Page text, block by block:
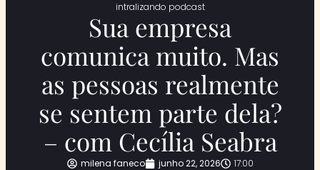
intralizando podcast
Sua empresa
comunica muito. Mas
as pessoas realmente
se sentem parte dela?
– com Cecília Seabra
milena faneco junho 22, 2026 17:00